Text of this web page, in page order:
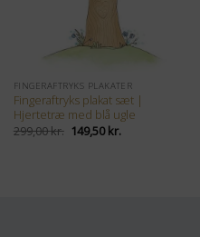
FINGERAFTRYKS PLAKATER
Fingeraftryks plakat sæt |
Hjertetræ med blå ugle
299,00kr. Den
oprindelige
149,50kr.Den
aktuelle